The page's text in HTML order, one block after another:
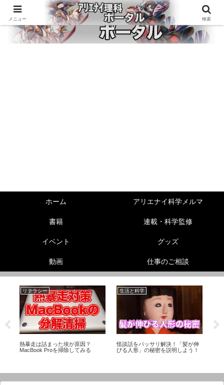
ホーム アリエナイ科学メルマ
書籍 連載・科学監修
イベント グッズ
動画 仕事のご相談
リテラシー
熱暴走は詰まった埃が原因？
MacBook Proを掃除してみる
生活と科学
怪談話をバッサリ解決！「髪が伸
びる人形」の秘密を説明しよう！
メニュー 検索